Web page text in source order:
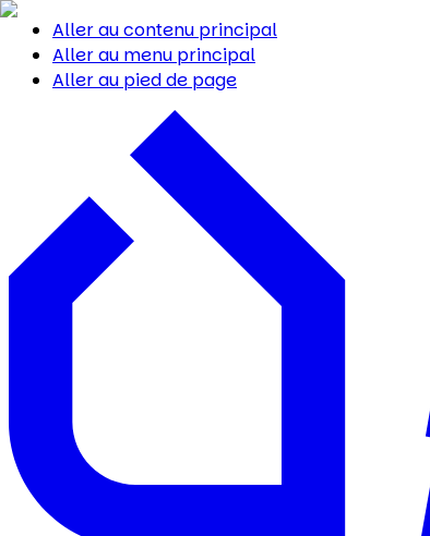
Aller au contenu principal
Aller au menu principal
Aller au pied de page